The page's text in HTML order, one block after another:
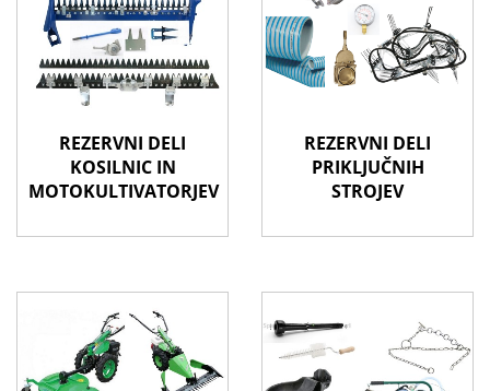
REZERVNI DELI
KOSILNIC IN
MOTOKULTIVATORJEV
REZERVNI DELI
PRIKLJUČNIH
STROJEV